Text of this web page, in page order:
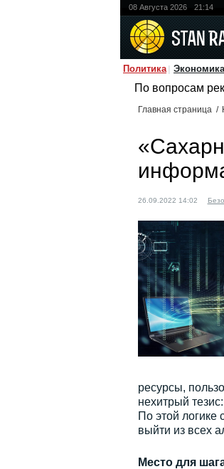
08 Августа 2026 21:14
Политика Экономика
По вопросам
Главная страница /
26.09.2022 14:02
ресурсы,
нехитрый
По этой
выйти из всех
Место для